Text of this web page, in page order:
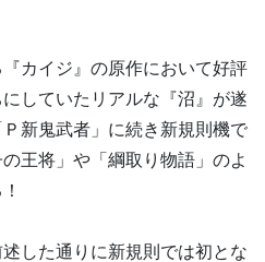
カイジ』の原作において好評
していたリアルな『沼』が遂
新鬼武者」に続き新規則機で
王将」や「綱取り物語」のよ
した通りに新規則では初とな